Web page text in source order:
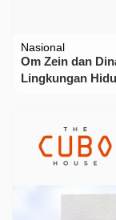
Nasional
Om Zein dan
Lingkungan